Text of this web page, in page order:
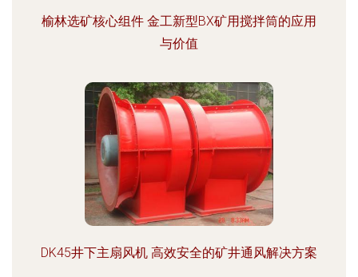
榆林选矿核心组件 金工新型BX矿用搅拌筒的应用
与价值
DK45井下主扇风机 高效安全的矿井通风解决方案